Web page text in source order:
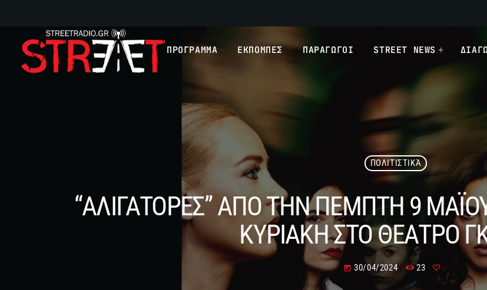
ΠΡΟΓΡΑΜΜΑ ΕΚΠΟΜΠΕΣ ΠΑΡΑΓΩΓΟΙ STREET NEWS
ΠΟΛΙΤΙΣΤΙΚΆ
“ΑΛΙΓΑΤΟΡΕΣ” ΑΠΟ ΤΗΝ ΠΕΜΠΤΗ 9
ΚΥΡΙΑΚΗ ΣΤΟ ΘΕΑΤΡΟ
today 30/04/2024 23